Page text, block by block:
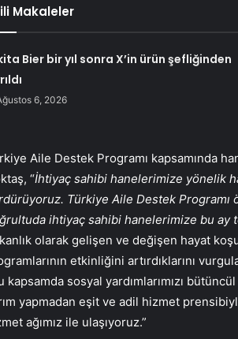
Makaleler
Bier bir yıl sonra X’in ürün şefliğinden
6, 2026
Aile Destek Programı kapsamında
“İhtiyaç sahibi hanelerimize yönelik
Türkiye Aile Destek Programı
ihtiyaç sahibi hanelerimize bu ay
olarak gelişen ve değişen hayat
etkinliğini artırdıklarını
kapsamda sosyal yardımlarımızı
yapmadan eşit ve adil hizmet
ağımız ile ulaşıyoruz.”